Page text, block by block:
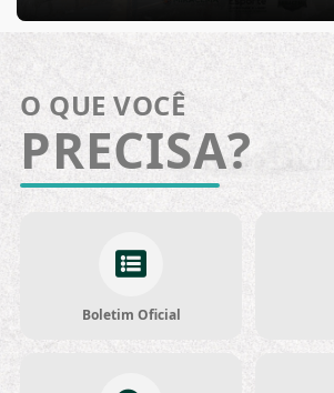
O QUE VOCÊ
PRECISA?
Boletim Oficial